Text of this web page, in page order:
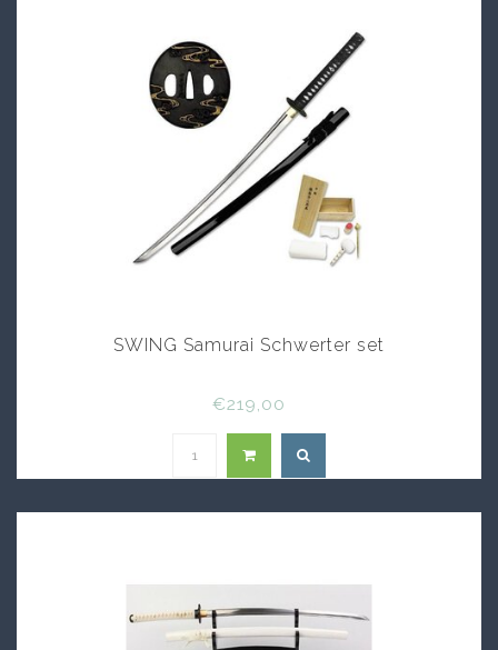
Die Geschichte des
japanischen Katana
Schwert
Die Geschichte des japanischen Katana-Schwertes
reicht weit zurück. Ursprünglich im 4. Jahrhundert
entwickelt, erreichte das Katana während der
Kamakura-Ära (1185-1333) seinen Höhepunkt.
Meisterhafte Schmiedekunst und die Einführung
des differenzierten Härteverfahrens, das den
the Samurai-Ehre and Tugend. Selbst heute nor
fasziniert das Katana schwert durch seine
kulturelles erbe Japanese.
Katana Schwert
aesthetic beauty. Investieren Sie in an authentic
piece of Japanese history and culture, indem Sie Ihr
Katana bei our erwerben.
SWING Samurai Schwerter set
€219,00